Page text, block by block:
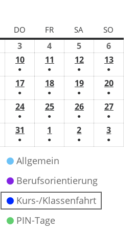
DO FR SA SO
3 4 5
6
10
●
11
●
12
●
13
●
17
●
18
●
19
●
20
●
24
●
25
●
26
●
27
●
31
●
1
●
2
●
3
●
Allgemein
Berufsorientierung
Kurs-/Klassenfahrt
PIN-Tage